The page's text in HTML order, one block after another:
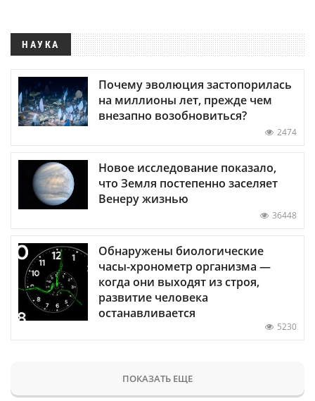
НАУКА
Почему эволюция застопорилась
на миллионы лет, прежде чем
внезапно возобновиться?
2474
Новое исследование показало,
что Земля постепенно заселяет
Венеру жизнью
36448
Обнаружены биологические
часы-хронометр организма —
когда они выходят из строя,
развитие человека
останавливается
5230
ПОКАЗАТЬ ЕЩЕ